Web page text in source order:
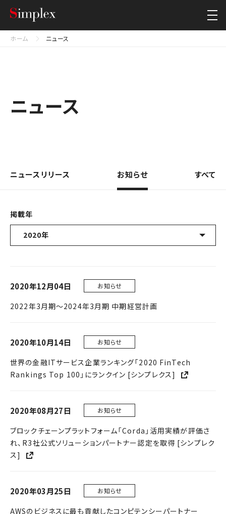
シンプレクス・ホールディングス株式会社
ホーム ニュース
ニュース
ニュースリリース お知らせ すべて
掲載年​
2020年
2026年
2025年
2023年
2021年
2020年
2019年
2020年12月04日 お知らせ
2022年3月期～2024年3月期 中期経営計画
2020年10月14日 お知らせ
世界の金融ITサービス企業ランキング「2020 FinTech
Rankings Top 100」にランクイン [シンプレクス]
2020年08月27日 お知らせ
ブロックチェーンプラットフォーム「Corda」活用実績が評価さ
れ、R3社公式ソリューションパートナー認定を取得 [シンプレク
ス]
2020年03月25日 お知らせ
AWSのビジネスに最も貢献したコンピテンシーパートナー